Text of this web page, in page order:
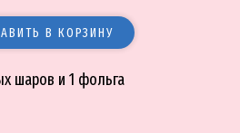
В КОРЗИНУ
шаров и 1 фольга